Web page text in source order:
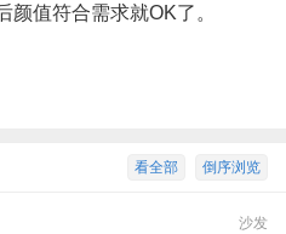
值符合需求就OK了。
倒序浏览
看全部
沙发